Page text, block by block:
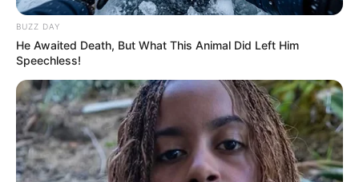
da peça ao invés de fechá-la por completo.
BUZZ DAY
He Awaited Death, But What This Animal Did Left Him
Speechless!